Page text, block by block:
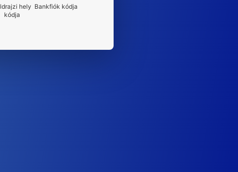
hely
kódja
Bankfiók kódja